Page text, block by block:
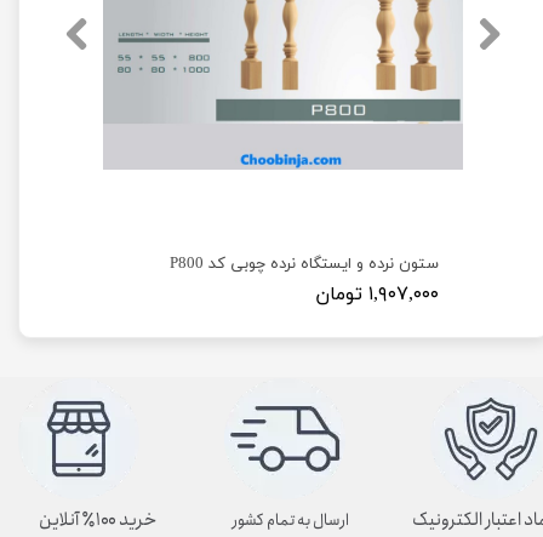
ستون نرده و ایستگاه نرده چوبی کد P800
۱,۹۰۷,۰۰۰ تومان
ارسال به تمام کشور اعتبار الکترونیک خرید ۱۰۰٪ آنلاین